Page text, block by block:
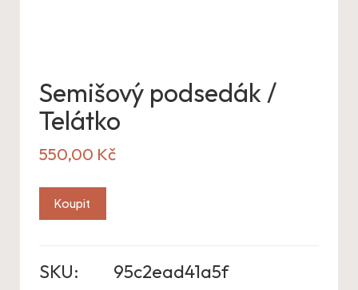
Semišový podsedák /
Telátko
550,00 Kč
Koupit
SKU:
95c2ead41a5f